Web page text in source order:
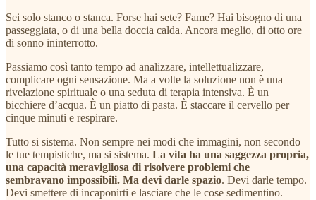
Sei solo stanco o stanca. Forse hai sete? Fame? Hai bisogno di una
passeggiata, o di una bella doccia calda. Ancora meglio, di otto ore
di sonno ininterrotto.
Passiamo così tanto tempo ad analizzare, intellettualizzare,
complicare ogni sensazione. Ma a volte la soluzione non è una
rivelazione spirituale o una seduta di terapia intensiva. È un
bicchiere d’acqua. È un piatto di pasta. È staccare il cervello per
cinque minuti e respirare.
Tutto si sistema. Non sempre nei modi che immagini, non secondo
le tue tempistiche, ma si sistema. La vita ha una saggezza propria,
una capacità meravigliosa di risolvere problemi che
sembravano impossibili. Ma devi darle spazio. Devi darle tempo.
Devi smettere di incaponirti e lasciare che le cose sedimentino.